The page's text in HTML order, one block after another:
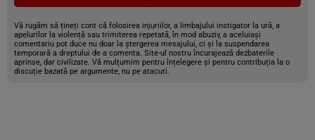
Vă rugăm să țineți cont că folosirea injuriilor, a limbajului instigator la ură, a
apelurilor la violență sau trimiterea repetată, în mod abuziv, a aceluiași
comentariu pot duce nu doar la ștergerea mesajului, ci și la suspendarea
temporară a dreptului de a comenta. Site-ul nostru încurajează dezbaterile
aprinse, dar civilizate. Vă mulțumim pentru înțelegere și pentru contribuția la o
discuție bazată pe argumente, nu pe atacuri.